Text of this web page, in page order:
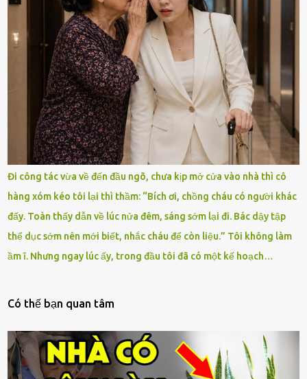
Đi công tác vừa về đến đầu ngõ, chưa kịp mở cửa vào nhà thì cô
hàng xóm kéo tôi lại thì thầm: “Bích ơi, chồng cháu có người khác
đấy. Toàn thấy dẫn về lúc nửa đêm, sáng sớm lại đi. Bác dậy tập
thể dục sớm nên mới biết, nhắc cháu để còn liệu.” Tôi không làm
ầm ĩ. Nhưng ngay lúc ấy, trong đầu tôi đã có một kế hoạch…
Có thế bạn quan tâm